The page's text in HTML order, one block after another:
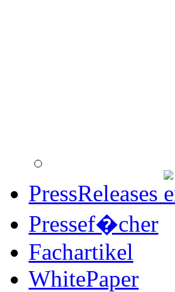
PressReleases
Pressef�cher
Fachartikel
WhitePaper